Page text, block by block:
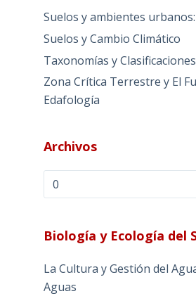
Suelos y ambientes
Suelos y Cambio Climático
Taxonomías y Clasificaciones
Zona Crítica Terrestre y El
Edafología
Archivos
Archivos
Biología y Ecología del
La Cultura y Gestión del
Aguas